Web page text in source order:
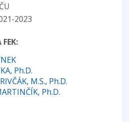
2023
Ph.D.
M.S., Ph.D.
Ph.D.